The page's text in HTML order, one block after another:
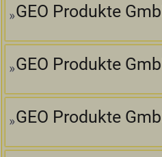
GEO Produkte
GEO Produkte
GEO Produkte